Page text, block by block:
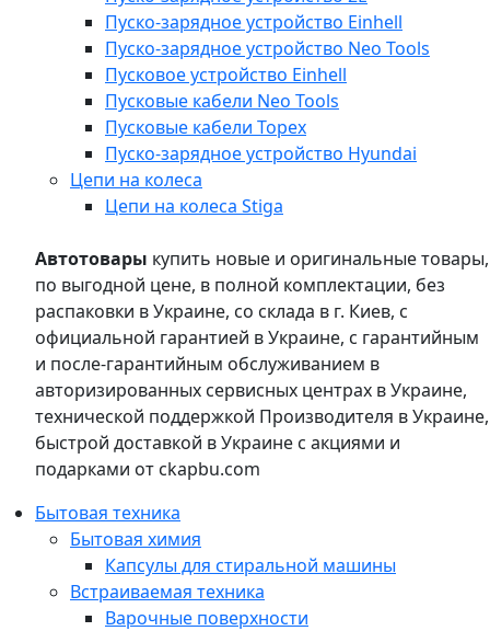
Пуско-зарядное устройство Einhell
Пуско-зарядное устройство Neo Tools
Пусковое устройство Einhell
Пусковые кабели Neo Tools
Пусковые кабели Topex
Пуско-зарядное устройство Hyundai
Цепи на колеса
Цепи на колеса Stiga
Автотовары купить новые и оригинальные товары,
по выгодной цене, в полной комплектации, без
распаковки в Украине, со склада в г. Киев, с
официальной гарантией в Украине, с гарантийным
и после-гарантийным обслуживанием в
авторизированных сервисных центрах в Украине,
технической поддержкой Производителя в Украине,
быстрой доставкой в Украине с акциями и
подарками от ckapbu.com
Бытовая техника
Бытовая химия
Капсулы для стиральной машины
Встраиваемая техника
Варочные поверхности